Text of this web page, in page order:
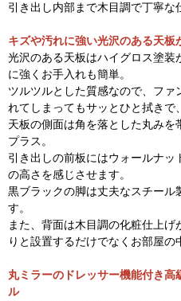
引き出し内部まで木目調で丁寧な
キズや汚れに強い光沢のある天板
光沢のある天板はハイグロス塗
に強くお手入れも簡単。
ツルツルとした質感なので、フ
れてしまってもサッとひと拭きで
天板の側面は角を落とした丸み
プラス。
引き出しの前板にはウォールナッ
の高さを感じさせます。
黒ブラックの脚は丈夫なスチール
す。
また、背面は木目調の化粧仕上
りと設置するだけでなくお部屋の
丸ミラーのドレッサー機能付き
ル